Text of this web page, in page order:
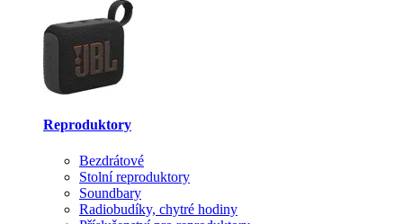
Reproduktory
Bezdrátové
Stolní reproduktory
Soundbary
Radiobudíky, chytré hodiny